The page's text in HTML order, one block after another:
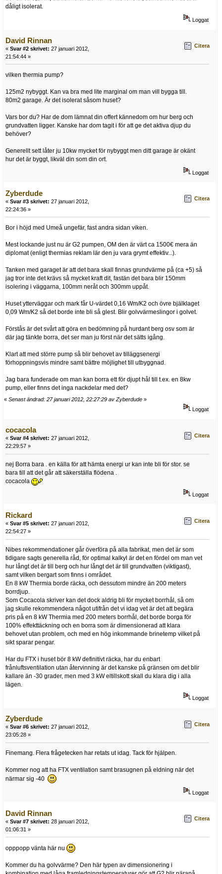
dåligt isolerat.
Loggat
David Rinnan
« Svar #2 skrivet: 27 januari 2012,
21:54:44 »
Citera
vilken thermia pump?
125m2 nybyggt. Kan va bra med lite marginal om man vill bygga till.
80m2 garage. Är det isolerat såsom huset?
Vars bor du? Har de dom lämnat din offert kännedom om hur berg och
grundvatten ligger. Kanske har dom tagit i för att ge det aktiva djup du
behöver?
Generellt sett låter ju 10kw mycket för nybyggt men ditt garage är okänt
hur det är byggt, likväl din som din ort.
Loggat
Zyberdude
« Svar #3 skrivet: 27 januari 2012,
22:24:36 »
Citera
Bor i höjd med Umeå ungefär, fast andra sidan viken.
Mest lockande just nu är G2 pumpen, OM den är värt ca 1500€ mera än
diplomat (enligt thermias reklam lär den ju vara grymt effektiv...).
Tanken med garaget är att det bara skall finnas grundvärme på (ca +5) så
jag tror inte det krävs så mycket kraft dit, fastän det bara blir 150mm
isolering i väggarna, 100mm neråt och 300mm uppåt.
Huset ytterväggar och mark får U-värdet 0,16 Wm/K2 och övre bjälklaget
0,09 Wm/K2 så det borde inte bli så glest. Blir golvvärmeslingor i golvet.
Förstås är det svårt att göra en bedömning på hurdant berg osv som är
där jag tänkte borra, det ser man ju först när det sätts igång.
Klart att med större pump så blir behovet av tilläggsenergi
förhoppningsvis mindre samt bättre möjlighet till utbyggnad.
Jag bara funderade om man kan borra ett för djupt hål till t.ex. en 8kw
pump, eller finns det inga nackdelar med det?
« Senast ändrad: 27 januari 2012, 22:27:29 av Zyberdude »
Loggat
cocacola
« Svar #4 skrivet: 27 januari 2012,
22:29:57 »
Citera
nej Borra bara . en källa för att hämta energi ur kan inte bli för stor. se
bara till att det går att säkerställa flödena .
cocacola
Loggat
Rickard
« Svar #5 skrivet: 27 januari 2012,
22:54:27 »
Citera
Nibes rekommendationer går överföra på alla fabrikat, men det är som
tidigare sagts generella råd, för optimal kalkyl är det en fördel om man vet
hur långt det är till berg och hur långt det är till grundvatten (viktigast),
samt vilken bergart som finns i området.
En 8 kW Thermia borde räcka, och dessutom mindre än 200 meters
borrdjup.
Som Cocacola skriver kan det dock aldrig bli för mycket borrhål, så om
jag skulle rekommendera något utifrån det vi idag vet är det att begära
pris på en 8 kW Thermia med 200 meters borrhål, det borde borga för
100% effekttäckning och en borra som är dimensionerad att klara
behovet utan problem, och med en hög inkommande brinetemp vilket på
sikt sparar pengar.
Har du FTX i huset bör 8 kW definitivt räcka, har du enbart
frånluftsventilation utan återvinning är det kanske på gränsen om det blir
kallare än -30 grader, men med 3 kW eltillskott skall du klara dig i alla
lägen.
Loggat
Zyberdude
« Svar #6 skrivet: 27 januari 2012,
23:05:28 »
Citera
Finemang. Flera frågetecken har retats ut idag. Tack för hjälpen.
Kommer nog att ha FTX ventilation samt brasugnen på eldning när det
närmar sig -40
Loggat
David Rinnan
« Svar #7 skrivet: 28 januari 2012,
01:06:31 »
Citera
opppopp vänta här nu
Kommer du ha golvvärme? Den här typen av dimensionering i